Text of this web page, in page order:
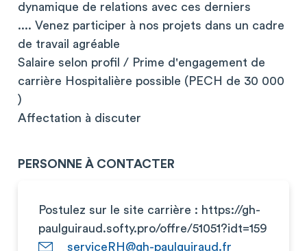
dynamique de relations avec ces derniers
.... Venez participer à nos projets dans un cadre
de travail agréable
Salaire selon profil / Prime d'engagement de
carrière Hospitalière possible (PECH de 30 000
)
Affectation à discuter
PERSONNE À CONTACTER
Postulez sur le site carrière : https://gh-
paulguiraud.softy.pro/offre/51051?idt=159
serviceRH@gh-paulguiraud.fr